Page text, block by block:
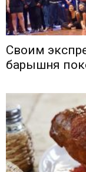
Своим
барышня